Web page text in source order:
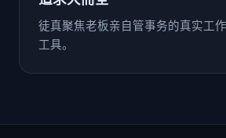
徒真聚焦老板亲自管事务的真实工
工具。